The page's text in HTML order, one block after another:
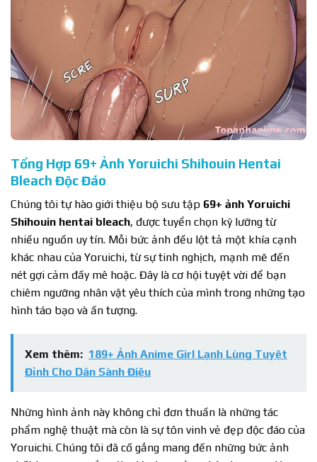
Tổng Hợp 69+ Ảnh Yoruichi Shihouin Hentai
Bleach Độc Đáo
Chúng tôi tự hào giới thiệu bộ sưu tập 69+ ảnh Yoruichi
Shihouin hentai bleach, được tuyển chọn kỹ lưỡng từ
nhiều nguồn uy tín. Mỗi bức ảnh đều lột tả một khía cạnh
khác nhau của Yoruichi, từ sự tinh nghịch, mạnh mẽ đến
nét gợi cảm đầy mê hoặc. Đây là cơ hội tuyệt vời để bạn
chiêm ngưỡng nhân vật yêu thích của mình trong những tạo
hình táo bạo và ấn tượng.
Xem thêm: 189+ Ảnh Anime Girl Lạnh Lùng Tuyệt
Đỉnh Cho Dân Sành Điệu
Những hình ảnh này không chỉ đơn thuần là những tác
phẩm nghệ thuật mà còn là sự tôn vinh vẻ đẹp độc đáo của
Yoruichi. Chúng tôi đã cố gắng mang đến những bức ảnh